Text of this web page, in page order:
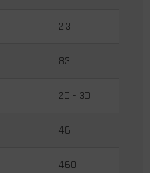
2.3
83
20 - 30
46
460